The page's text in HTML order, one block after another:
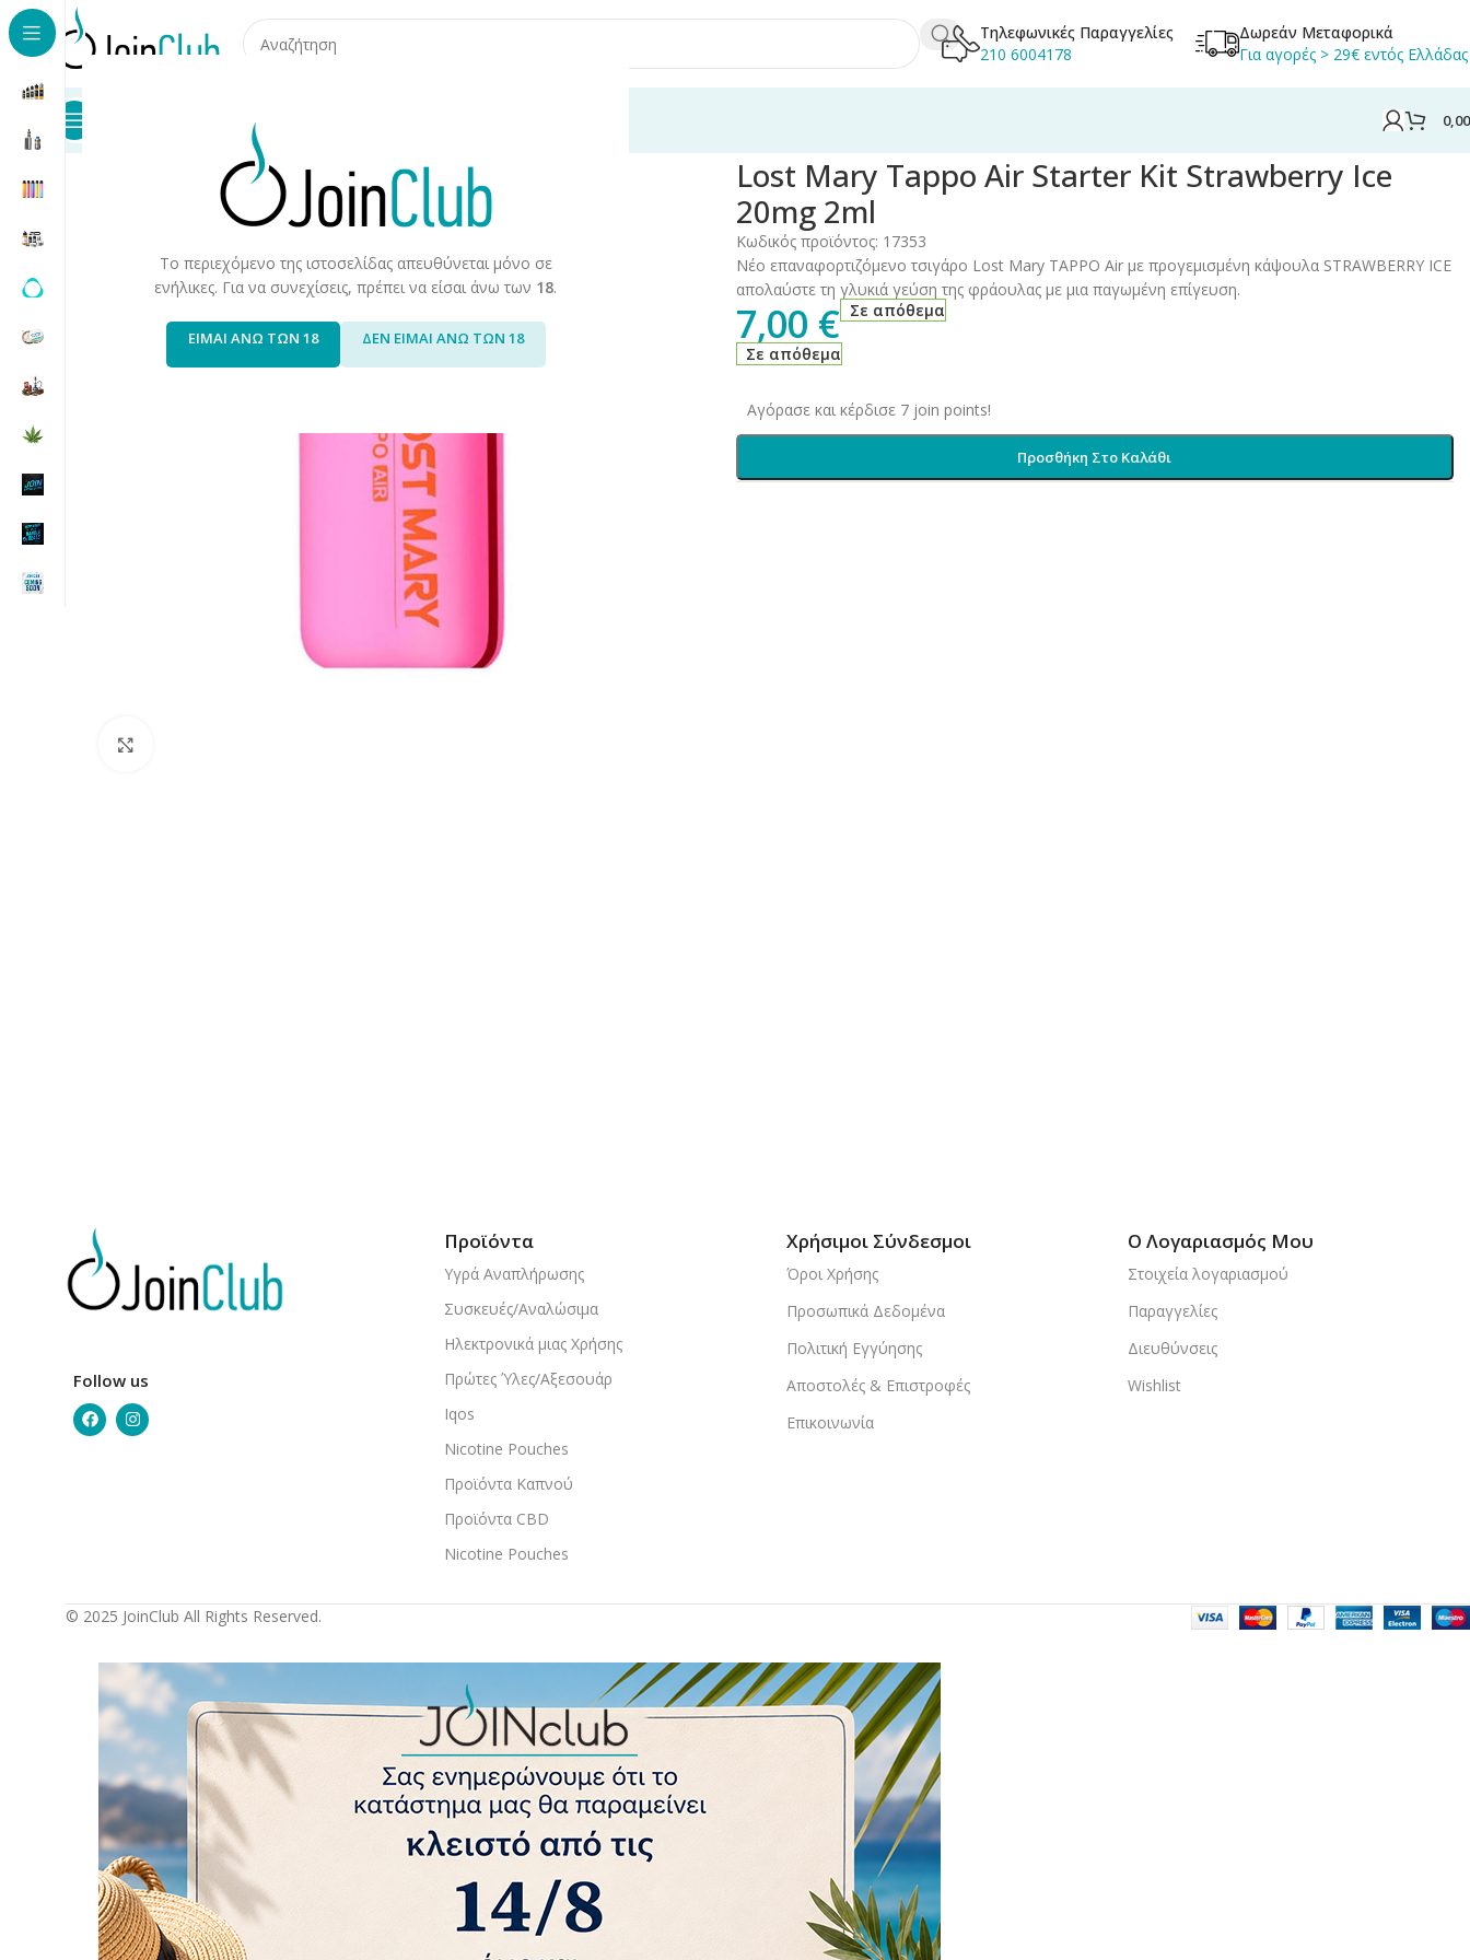
Το περιεχόμενο της ιστοσελίδας απευθύνεται μόνο σε
ενήλικες. Για να συνεχίσεις, πρέπει να είσαι άνω των 18.
ΕΙΜΑΙ ΑΝΩ ΤΩΝ 18 ΔΕΝ ΕΙΜΑΙ ΑΝΩ ΤΩΝ 18
Τηλεφωνικές Παραγγελίες
210 6004178
Δωρεάν Μεταφορικά
Για αγορές > 29€ εντός
Καταστήματα
Ηλεκτρονικά μιας Χρήσης
Lost Mary Tappo Air Starter Kit Strawberry Ice
20mg 2ml
Κωδικός προϊόντος: 17353
Νέο επαναφορτιζόμενο τσιγάρο Lost Mary TAPPO Air με προγεμισμένη κάψουλα STRAWBERRY ICE
απολαύστε τη γλυκιά γεύση της φράουλας με μια παγωμένη επίγευση.
7,00 € Σε απόθεμα
Σε απόθεμα
Αγόρασε και κέρδισε 7 join points!
Προσθήκη Στο Καλάθι
Follow us
Προϊόντα
Υγρά Αναπλήρωσης
Συσκευές/Αναλώσιμα
Ηλεκτρονικά μιας Χρήσης
Πρώτες Ύλες/Αξεσουάρ
Iqos
Nicotine Pouches
Προϊόντα Καπνού
Προϊόντα CBD
Nicotine Pouches
Χρήσιμοι Σύνδεσμοι
Όροι Χρήσης
Προσωπικά Δεδομένα
Πολιτική Εγγύησης
Αποστολές & Επιστροφές
Επικοινωνία
Ο Λογαριασμός Μου
Στοιχεία λογαριασμού
Παραγγελίες
Διευθύνσεις
Wishlist
© 2025 JoinClub All Rights Reserved.